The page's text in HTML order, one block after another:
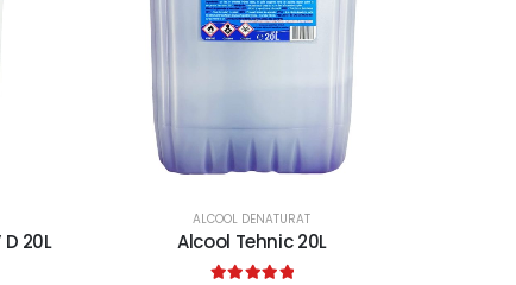
20L
ALCOOL DENATURAT
Alcool Tehnic 20L